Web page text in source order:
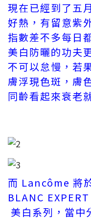
現在已經到了五
好熱，有留意紫
指數差不多每日
美白防曬的功夫
不可以怠慢，若
膚浮現色斑，膚
同齡看起來衰老
而 Lancôme 將
BLANC EXPERT
美白系列，當中